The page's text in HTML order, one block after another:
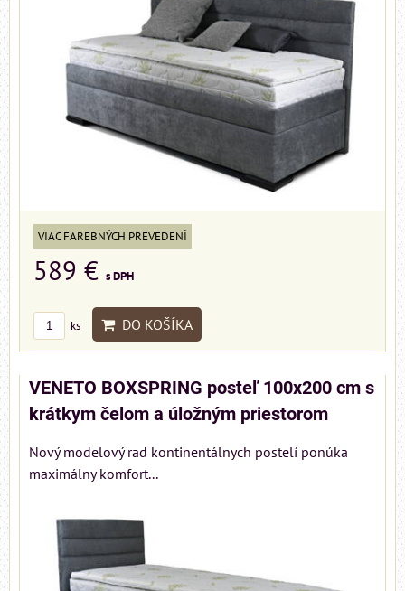
VIAC FAREBNÝCH PREVEDENÍ
589 € s DPH
ks DO KOŠÍKA
VENETO BOXSPRING posteľ 100x200 cm s
krátkym čelom a úložným priestorom
Nový modelový rad kontinentálnych postelí ponúka
maximálny komfort...